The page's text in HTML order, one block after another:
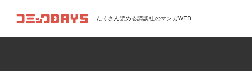
コミックDAYS たくさん読める講談社のマンガWEB